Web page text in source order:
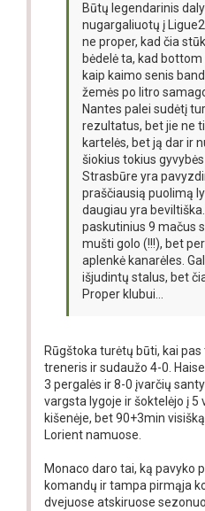
Būtų legendarinis
nugargaliuotų į
ne proper, kad čia
bėdelė ta, kad
kaip kaimo senis
žemės po litro
Nantes palei sudėtį
rezultatus, bet jie ne
kartelės, bet ją dar ir
šiokius tokius
Strasbūre yra
praščiausią puolimą
daugiau yra
paskutinius 9 mačus
mušti golo (!!!), bet
aplenkė kanarėles.
išjudintų stalus, bet
Proper klubui...
Rūgštoka turėtų būti, kai
treneris ir sudaužo 4-0.
3 pergalės ir 8-0 įvarčių
vargsta lygoje ir šoktelėjo į 5
kišenėje, bet 90+3min
Lorient namuose.
Monaco daro tai, ką pavyko
komandų ir tampa pirmąja
dvejuose atskiruose